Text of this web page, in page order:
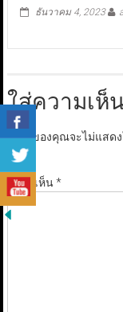
ธันวาคม 4, 2023
ใส่ความเห็
อีเมลของคุณจะไม่แสด
*
ความเห็น*